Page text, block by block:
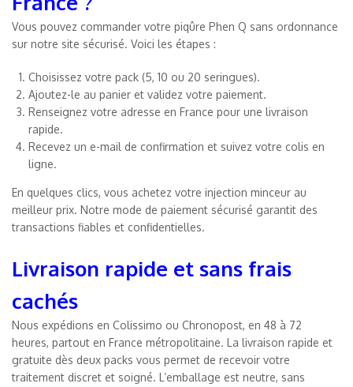
Vous pouvez commander votre piqûre Phen Q sans ordonnance
sur notre site sécurisé. Voici les étapes :
Choisissez votre pack (5, 10 ou 20 seringues).
Ajoutez-le au panier et validez votre paiement.
Renseignez votre adresse en France pour une livraison
rapide.
Recevez un e-mail de confirmation et suivez votre colis en
ligne.
En quelques clics, vous achetez votre injection minceur au
meilleur prix. Notre mode de paiement sécurisé garantit des
transactions fiables et confidentielles.
Livraison rapide et sans frais
cachés
Nous expédions en Colissimo ou Chronopost, en 48 à 72
heures, partout en France métropolitaine. La livraison rapide et
gratuite dès deux packs vous permet de recevoir votre
traitement discret et soigné. L’emballage est neutre, sans